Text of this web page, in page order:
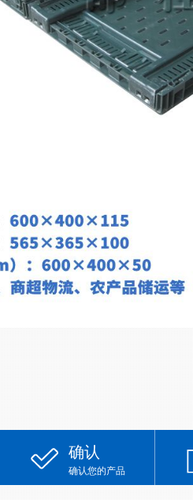
确认
确认您的产品